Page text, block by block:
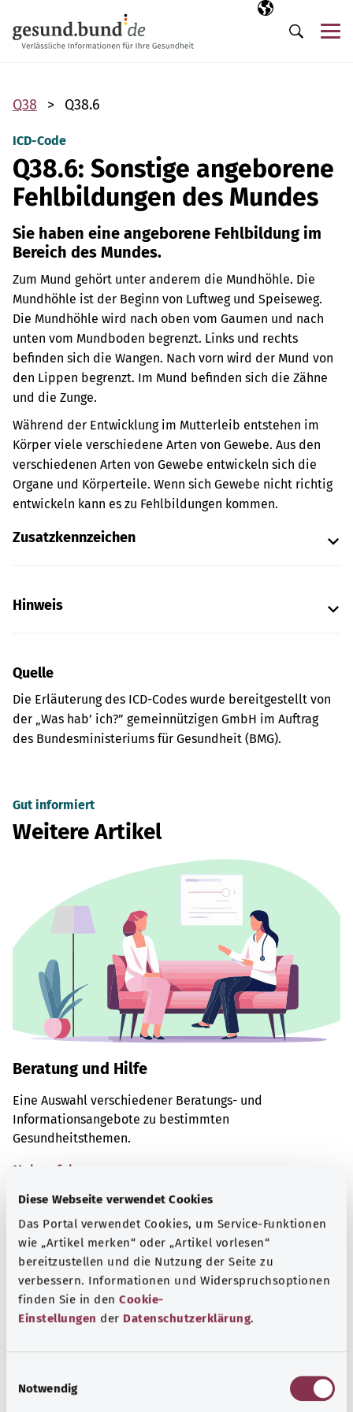
Diese Webseite verwendet Cookies
Das Portal verwendet Cookies, um Service-Funktionen
wie „Artikel merken“ oder „Artikel vorlesen“
bereitzustellen und die Nutzung der Seite zu
verbessern. Informationen und Widerspruchsoptionen
finden Sie in den Cookie-
Einstellungen der Datenschutzerklärung.
Notwendig
Ausgewählte
DE
Suche
Q38 Q38.6
ICD-Code
Q38.6: Sonstige angeborene
Fehlbildungen des Mundes
Sie haben eine angeborene Fehlbildung im
Bereich des Mundes.
Zum Mund gehört unter anderem die Mundhöhle. Die
Mundhöhle ist der Beginn von Luftweg und Speiseweg.
Die Mundhöhle wird nach oben vom Gaumen und nach
unten vom Mundboden begrenzt. Links und rechts
befinden sich die Wangen. Nach vorn wird der Mund von
den Lippen begrenzt. Im Mund befinden sich die Zähne
und die Zunge.
Während der Entwicklung im Mutterleib entstehen im
Körper viele verschiedene Arten von Gewebe. Aus den
verschiedenen Arten von Gewebe entwickeln sich die
Organe und Körperteile. Wenn sich Gewebe nicht richtig
entwickeln kann es zu Fehlbildungen kommen.
Zusatzkennzeichen
Hinweis
Quelle
Die Erläuterung des ICD-Codes wurde bereitgestellt von
der „Was hab’ ich?” gemeinnützigen GmbH im Auftrag
des Bundesministeriums für Gesundheit (BMG).
Gut informiert
Weitere Artikel
Beratung und Hilfe
Eine Auswahl verschiedener Beratungs- und
Informationsangebote zu bestimmten
Gesundheitsthemen.
Mehr erfahren